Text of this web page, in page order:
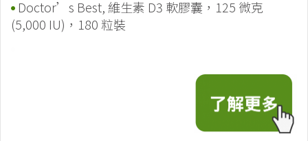
Doctor’s Best, 維生素 D3 軟膠囊，125 微克
(5,000 IU)，180 粒裝